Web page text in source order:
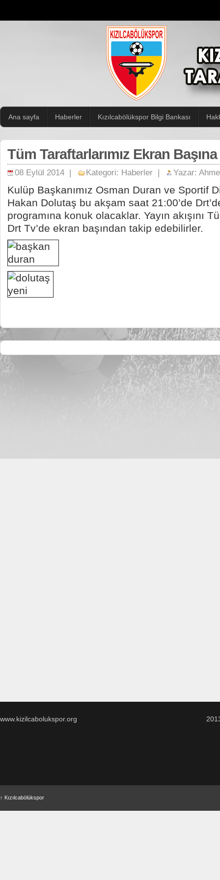
Ana sayfa Haberler Kızılcabölükspor Bilgi Bankası
Tüm Taraftarlarımız Ekran Başına
08 Eylül 2014 | Kategori: Haberler | Yazar:
Kulüp Başkanımız Osman Duran ve Sportif
Hakan Dolutaş bu akşam saat 21:00’de
programına konuk olacaklar. Yayın akışını
Drt Tv’de ekran başından takip edebilirler.
www.kizilcabolukspor.org
↑ Kızılcabölükspor